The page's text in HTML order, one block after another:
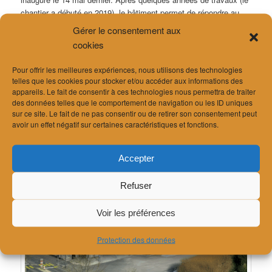
Gérer le consentement aux
cookies
Pour offrir les meilleures expériences, nous utilisons des technologies
telles que les cookies pour stocker et/ou accéder aux informations des
appareils. Le fait de consentir à ces technologies nous permettra de traiter
des données telles que le comportement de navigation ou les ID uniques
sur ce site. Le fait de ne pas consentir ou de retirer son consentement peut
avoir un effet négatif sur certaines caractéristiques et fonctions.
Accepter
Refuser
Voir les préférences
Protection des données
chantier a débuté en 2019), le bâtiment permet de répondre au
mieux aux besoins des enfants et adolescents soignés ici en
durant toutes les phases de la réalisation. Un soin particulier a
été apporté à l’isolation acoustique du bâtiment afin de garantir
un confort pour ses utilisateurs.
Source des images: CHUV